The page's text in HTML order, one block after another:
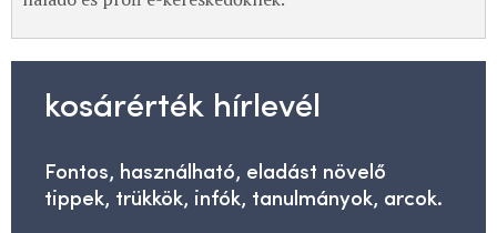
kosárérték hírlevél
Fontos, használható, eladást növelő
tippek, trükkök, infók, tanulmányok, arcok.